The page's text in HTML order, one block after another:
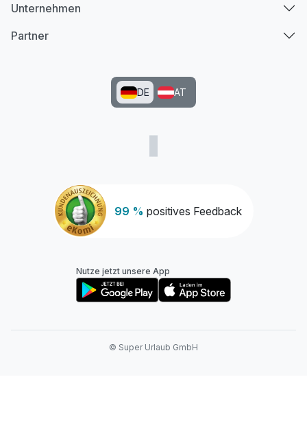
99 % positives Feedback
Unternehmen
Partner
DE AT
Nutze jetzt unsere App
© Super Urlaub GmbH